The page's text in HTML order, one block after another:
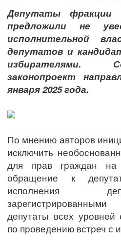
Депутаты фракции
предложили не
исполнительной
депутатов и
избирателями.
законопроект
января 2025 года.
По мнению авторов
исключить
для прав граждан на
обращение к
исполнения
депутаты всех уровней
по проведению встреч с